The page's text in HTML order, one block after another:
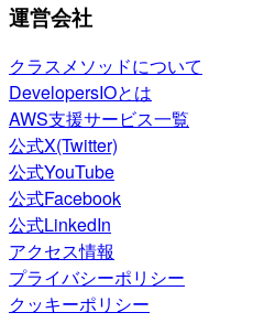
運営会社
クラスメソッドについて
DevelopersIOとは
AWS支援サービス一覧
公式X(Twitter)
公式YouTube
公式Facebook
公式LinkedIn
アクセス情報
プライバシーポリシー
クッキーポリシー